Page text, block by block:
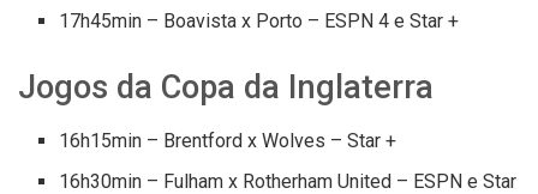
17h45min – Boavista x Porto – ESPN 4 e Star +
Jogos da Copa da Inglaterra
16h15min – Brentford x Wolves – Star +
16h30min – Fulham x Rotherham United – ESPN e Star